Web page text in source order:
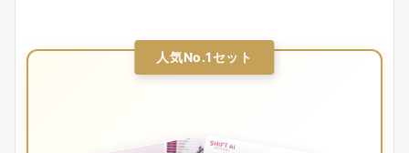
人気No.1セット